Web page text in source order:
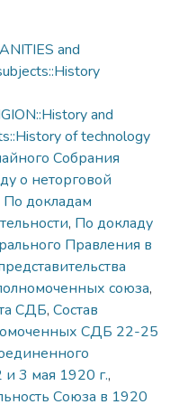
and
and
of technology
Собрания
о неторговой
По докладам
, По докладу
Правления в
союза,
СДБ, Состав
СДБ 22-25
и 3 мая 1920 г.,
Союза в 1920